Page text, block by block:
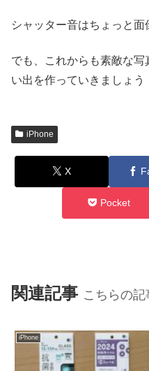
シャッター音はちょっと面
でも、これからも素敵な
い出を作っていきましょう
iPhone
X
Pocket
関連記事 こちらの
iPhone